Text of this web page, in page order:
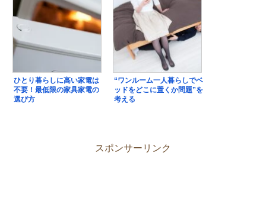
ひとり暮らしに高い家電は
不要！最低限の家具家電の
選び方
“ワンルーム一人暮らしでベ
ッドをどこに置くか問題”を
考える
スポンサーリンク